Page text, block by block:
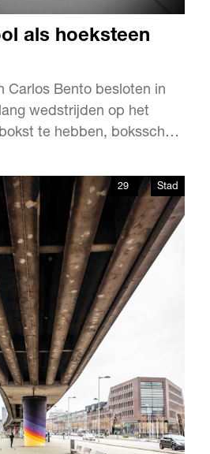
als hoeksteen
Carlos Bento besloten in
wedstrijden op het
te hebben, boksschool
en vrienden in het
nu aan een grote en
twee keer per week
aan de…
29 Stad